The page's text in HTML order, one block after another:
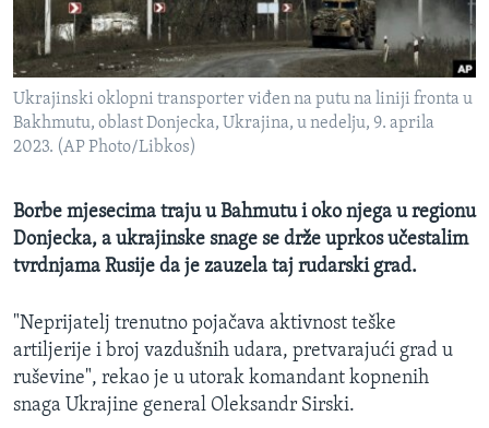
MAGAZIN
O GLASU AMERIKE
Learning English
Jezici
Ukrajinski oklopni transporter viđen na putu na liniji fronta u
Bakhmutu, oblast Donjecka, Ukrajina, u nedelju, 9. aprila
2023. (AP Photo/Libkos)
Borbe mjesecima traju u Bahmutu i oko njega u regionu
Donjecka, a ukrajinske snage se drže uprkos učestalim
tvrdnjama Rusije da je zauzela taj rudarski grad.
"Neprijatelj trenutno pojačava aktivnost teške
artiljerije i broj vazdušnih udara, pretvarajući grad u
ruševine", rekao je u utorak komandant kopnenih
snaga Ukrajine general Oleksandr Sirski.